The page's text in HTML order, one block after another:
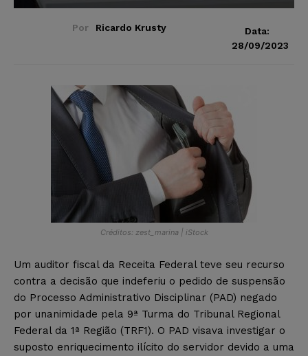
Por Ricardo Krusty
Data:
28/09/2023
Créditos: zest_marina | iStock
Um auditor fiscal da Receita Federal teve seu recurso
contra a decisão que indeferiu o pedido de suspensão
do Processo Administrativo Disciplinar (PAD) negado
por unanimidade pela 9ª Turma do Tribunal Regional
Federal da 1ª Região (TRF1). O PAD visava investigar o
suposto enriquecimento ilícito do servidor devido a uma